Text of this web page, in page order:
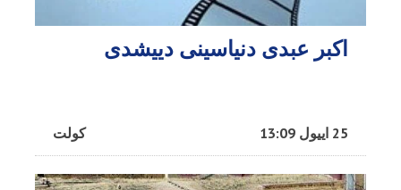
اکبر عبدی دنیاسینی دییشدی
کولت 25 اییول 13:09